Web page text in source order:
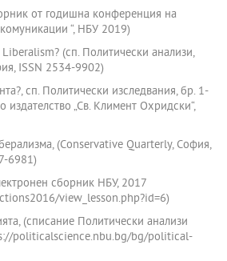
от годишна конференция на
“, НБУ 2019)
(сп. Политически анализи,
ISSN 2534-9902)
сп. Политически изследвания, бр. 1-
издателство „Св. Климент Охридски“,
(Conservative Quarterly, София,
6981)
сборник НБУ, 2017
view_lesson.php?id=6)
(списание Политически анализи
politicalscience.nbu.bg/bg/political-